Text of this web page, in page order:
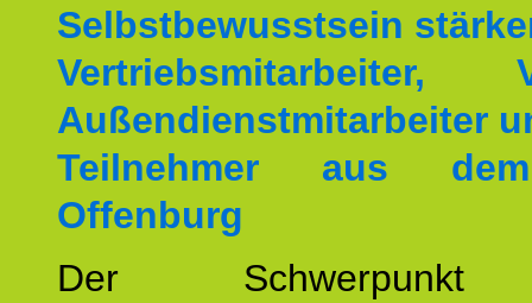
Selbstbewusstsein
Vertriebsmitarbeiter,
Außendienstmitarbeiter
Teilnehmer aus
Offenburg
Der Schwerpunkt